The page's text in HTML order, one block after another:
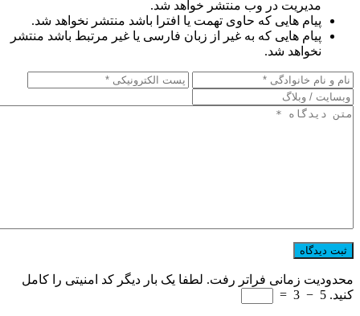
مدیریت در وب منتشر خواهد شد.
پیام هایی که حاوی تهمت یا افترا باشد منتشر نخواهد شد.
پیام هایی که به غیر از زبان فارسی یا غیر مرتبط باشد منتشر
نخواهد شد.
محدودیت زمانی فراتر رفت. لطفا یک بار دیگر کد امنیتی را کامل
کنید. 5
−
3
=